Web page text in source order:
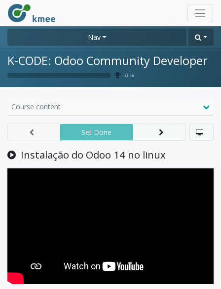
Nav
K-CODE: Odoo Community Developer
0 %
Course content
Instalação do Odoo 14 no linux
Set Done